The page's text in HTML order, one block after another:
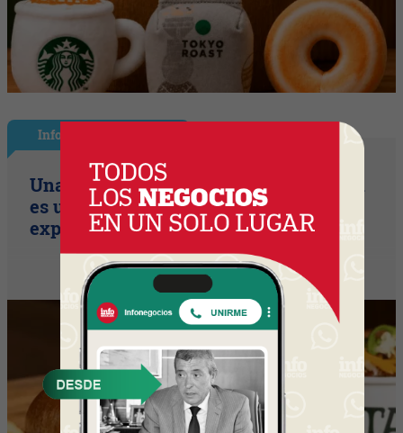
InfoNegocios Miami
Una compañía de seguros, que también
es una cadena de hamburguesería (la
expansión temática en Miami)